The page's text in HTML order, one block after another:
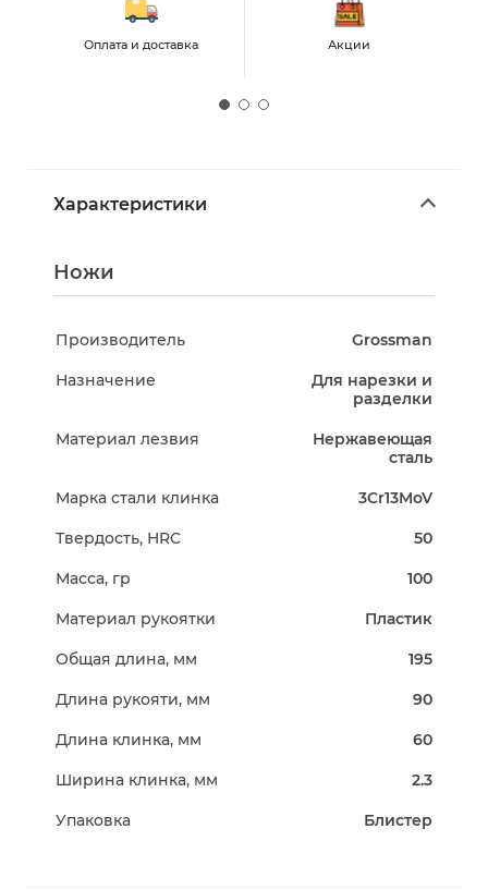
Оплата и доставка Акции
Характеристики
Ножи
Производитель Grossman
Назначение
Для нарезки и
разделки
Материал лезвия
Нержавеющая
сталь
Марка стали клинка 3Cr13MoV
Твердость, HRC 50
Масса, гр 100
Материал рукоятки Пластик
Общая длина, мм 195
Длина рукояти, мм 90
Длина клинка, мм 60
Ширина клинка, мм 2.3
Упаковка Блистер